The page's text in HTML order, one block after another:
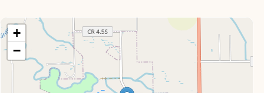
+
−